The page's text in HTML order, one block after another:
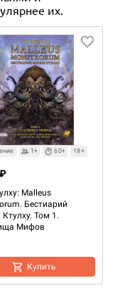
их.
1+ 60+ 18+
Malleus
Бестиарий
Том 1.
Мифов
Купить